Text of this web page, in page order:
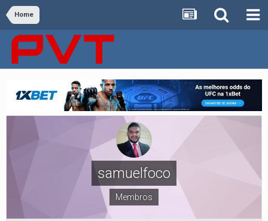
Home
samuelfoco
Membros